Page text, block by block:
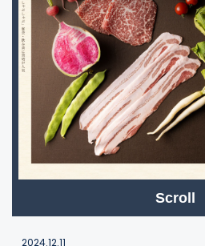
Scroll
2024.12.11